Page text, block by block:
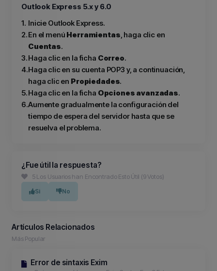
Outlook Express 5.x y 6.0
1. Inicie Outlook Express.
2.En el menú Herramientas, haga clic en
Cuentas.
3.Haga clic en la ficha Correo.
4.Haga clic en su cuenta POP3 y, a continuación,
haga clic en Propiedades.
5.Haga clic en la ficha Opciones avanzadas.
6.Aumente gradualmente la configuración del
tiempo de espera del servidor hasta que se
resuelva el problema.
¿Fue útil la respuesta?
5 Los Usuarios han Encontrado Esto Útil (9 Votos)
Si No
Artículos Relacionados
Más Popular
Error de sintaxis Exim